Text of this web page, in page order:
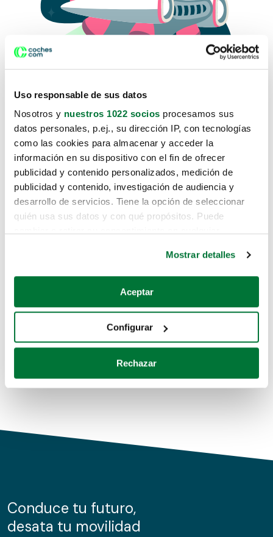
Uso responsable de sus datos
Nosotros y nuestros 1022 socios procesamos sus
datos personales, p.ej., su dirección IP, con tecnologías
como las cookies para almacenar y acceder la
información en su dispositivo con el fin de ofrecer
publicidad y contenido personalizados, medición de
publicidad y contenido, investigación de audiencia y
desarrollo de servicios. Tiene la opción de seleccionar
quién usa sus datos y con qué propósitos. Puede
Si lo permite, también quisiéramos:
Recopilar información sobre su ubicación geográfica
Identificar su dispositivo analizándolo activamente
para buscar características específicas (huellas
Obtenga más información sobre cómo se procesan sus
de cookies.
información sobre el uso que haga del sitio web con
nuestros partners de redes sociales, publicidad y análisis
Mostrar detalles
Aceptar
Configurar
Rechazar
Lo sentimos, no sabemos como
te hemos traido hasta aquí.
Pero puedes encontrar el coche que estás
buscando en alguno de estos enlaces:
Coches de segunda mano
Coches de km0
Conduce tu futuro,
desata tu movilidad